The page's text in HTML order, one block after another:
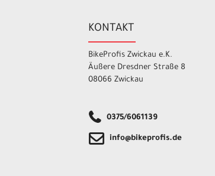
KONTAKT
BikeProfis Zwickau e.K.
Äußere Dresdner Straße 8
08066 Zwickau
0375/6061139
info@bikeprofis.de